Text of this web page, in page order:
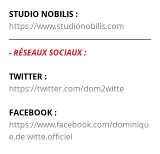
STUDIO NOBILIS :
https://www.studionobilis.com
- RÉSEAUX SOCIAUX :
TWITTER :
https://twitter.com/dom2witte
FACEBOOK :
https://www.facebook.com/dominiqu
e.de.witte.officiel